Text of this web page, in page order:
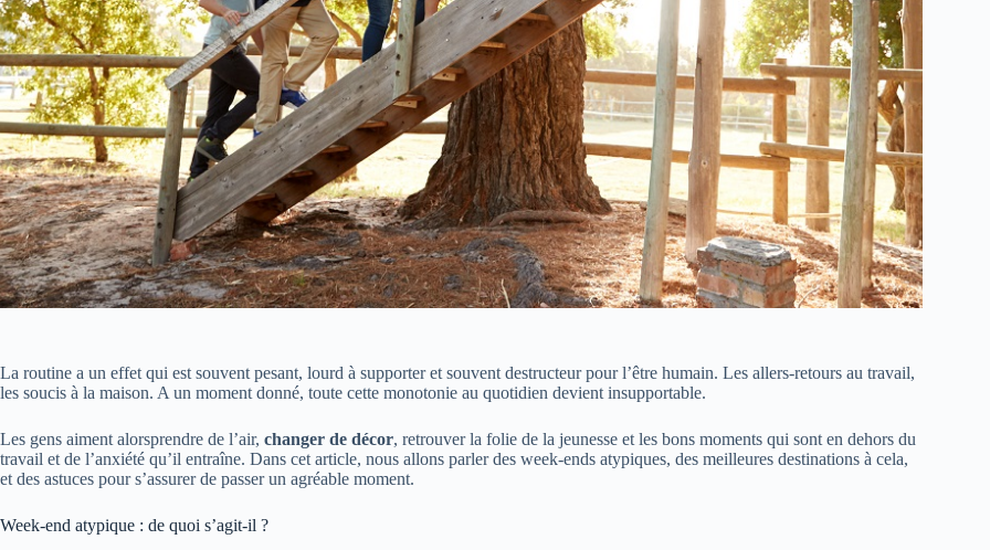
La routine a un effet qui est souvent pesant, lourd à supporter et souvent destructeur pour l’être humain. Les allers-retours au travail,
les soucis à la maison. A un moment donné, toute cette monotonie au quotidien devient insupportable.
Les gens aiment alorsprendre de l’air, changer de décor, retrouver la folie de la jeunesse et les bons moments qui sont en dehors du
travail et de l’anxiété qu’il entraîne. Dans cet article, nous allons parler des week-ends atypiques, des meilleures destinations à cela,
et des astuces pour s’assurer de passer un agréable moment.
Week-end atypique : de quoi s’agit-il ?